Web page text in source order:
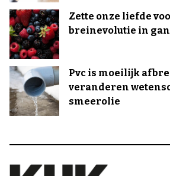
Zette onze liefde
breinevolutie in
Pvc is moeilijk
veranderen
smeerolie